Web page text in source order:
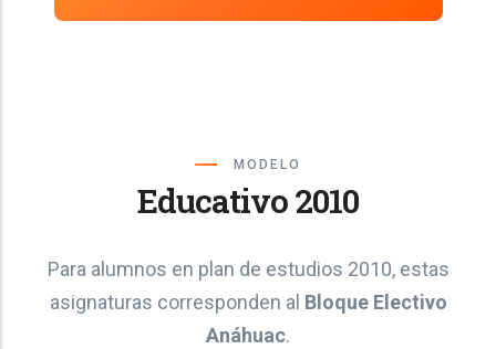
MODELO
Educativo 2010
Para alumnos en plan de estudios 2010, estas
asignaturas corresponden al Bloque Electivo
Anáhuac.